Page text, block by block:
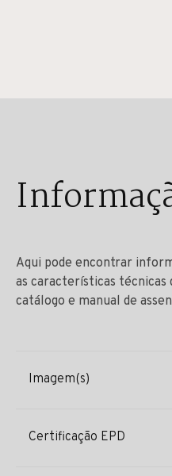
Aqui pode encontrar
as características técnicas
catálogo e manual de
Imagem(s)
Certificação EPD